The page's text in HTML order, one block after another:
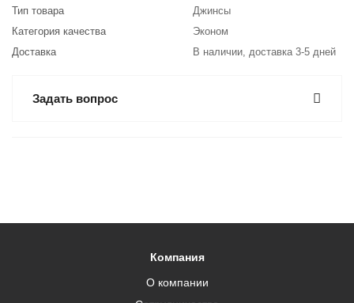
Тип товара
Джинсы
Категория качества
Эконом
Доставка
В наличии, доставка 3-5 дней
Задать вопрос
Компания
О компании